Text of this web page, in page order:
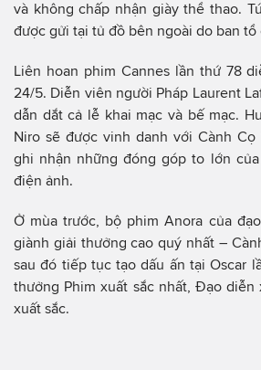
và không chấp nhận giày thể thao.
được gửi tại tủ đồ bên ngoài do ban tổ
Liên hoan phim Cannes lần thứ 78
24/5. Diễn viên người Pháp Laurent
dẫn dắt cả lễ khai mạc và bế mạc.
Niro sẽ được vinh danh với Cành Cọ
ghi nhận những đóng góp to lớn
điện ảnh.
Ở mùa trước, bộ phim Anora của
giành giải thưởng cao quý nhất –
sau đó tiếp tục tạo dấu ấn tại Oscar
thưởng Phim xuất sắc nhất, Đạo diễn
xuất sắc.